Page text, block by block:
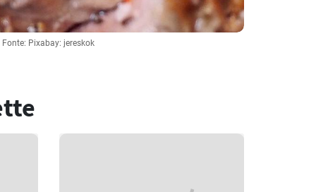
Fonte: Pixabay: jereskok